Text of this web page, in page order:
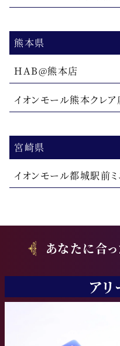
熊本県
HAB@熊本店
イオンモール熊本クレア
宮崎県
イオンモール都城駅前
あなたに合
ア